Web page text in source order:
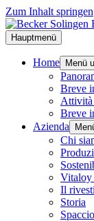
Zum Inhalt springen
Hauptmenü
Home Menü
Breve
Attività
Breve
Azienda
Chi
Vitaloy
Il
Storia